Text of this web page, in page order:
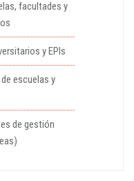
facultades y
y EPIs
escuelas y
de gestión